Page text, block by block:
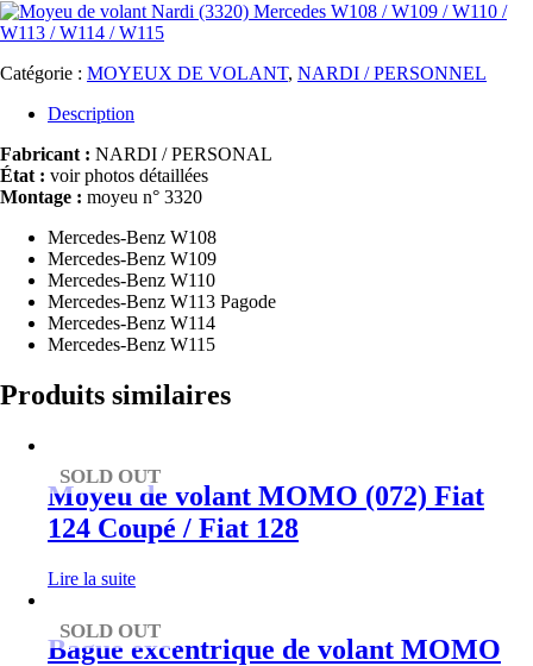
Catégorie : MOYEUX DE VOLANT, NARDI / PERSONNEL
Description
Fabricant : NARDI / PERSONAL
État : voir photos détaillées
Montage : moyeu n° 3320
Mercedes-Benz W108
Mercedes-Benz W109
Mercedes-Benz W110
Mercedes-Benz W113 Pagode
Mercedes-Benz W114
Mercedes-Benz W115
Produits similaires
SOLD OUT
Moyeu de volant MOMO (072) Fiat
124 Coupé / Fiat 128
Lire la suite
SOLD OUT
Bague excentrique de volant MOMO